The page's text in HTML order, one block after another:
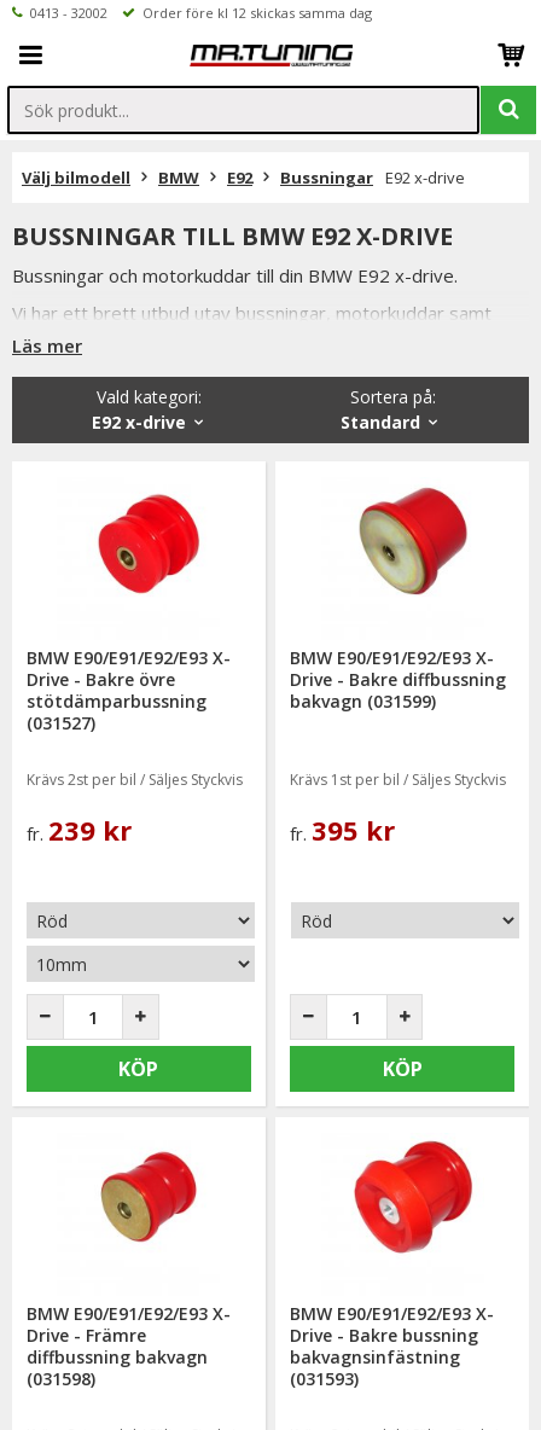
0413 - 32002 Order före kl 12 skickas samma dag
Välj bilmodell BMW E92 Bussningar E92 x-drive
BUSSNINGAR TILL BMW E92 X-DRIVE
Bussningar och motorkuddar till din BMW E92 x-drive.
Vi har ett brett utbud utav bussningar, motorkuddar samt
växellådsfästen.
I aluminium samt polyuretan i olika hårdheter beroende på
användningsområde.
Är du tveksamt på vilken variant du ska välja är du alltid
Läs mer
Sortera på:
Standard
Vald kategori:
E92 x-drive
BMW E90/E91/E92/E93 X-
Drive - Bakre övre
stötdämparbussning
(031527)
Krävs 2st per bil / Säljes Styckvis
fr. 239 kr
KÖP
BMW E90/E91/E92/E93 X-
Drive - Bakre diffbussning
bakvagn (031599)
Krävs 1st per bil / Säljes Styckvis
fr. 395 kr
KÖP
BMW E90/E91/E92/E93 X-
Drive - Främre
diffbussning bakvagn
(031598)
BMW E90/E91/E92/E93 X-
Drive - Bakre bussning
bakvagnsinfästning
(031593)